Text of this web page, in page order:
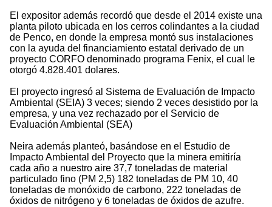
El expositor además recordó que desde el 2014 existe una
planta piloto ubicada en los cerros colindantes a la ciudad
de Penco, en donde la empresa montó sus instalaciones
con la ayuda del financiamiento estatal derivado de un
proyecto CORFO denominado programa Fenix, el cual le
otorgó 4.828.401 dolares.
El proyecto ingresó al Sistema de Evaluación de Impacto
Ambiental (SEIA) 3 veces; siendo 2 veces desistido por la
empresa, y una vez rechazado por el Servicio de
Evaluación Ambiental (SEA)
Neira además planteó, basándose en el Estudio de
Impacto Ambiental del Proyecto que la minera emitiría
cada año a nuestro aire 37,7 toneladas de material
particulado fino (PM 2,5) 182 toneladas de PM 10, 40
toneladas de monóxido de carbono, 222 toneladas de
óxidos de nitrógeno y 6 toneladas de óxidos de azufre.